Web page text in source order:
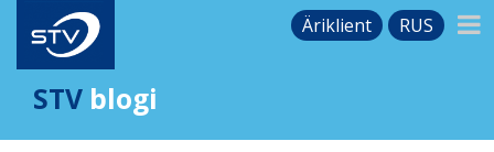
Äriklient RUS
STV blogi